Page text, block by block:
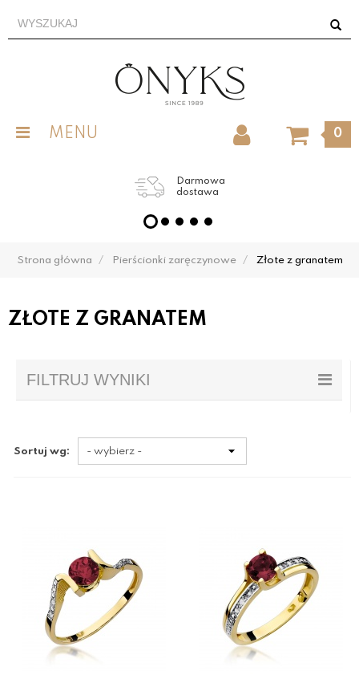
MENU 0
Darmowa
dostawa
Strona główna Pierścionki zaręczynowe Złote z granatem
ZŁOTE Z GRANATEM
FILTRUJ WYNIKI
Sortuj wg: